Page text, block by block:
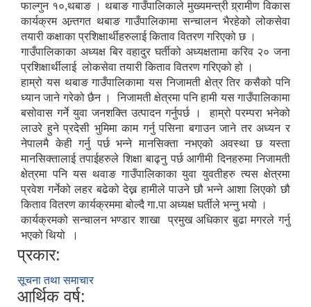
फाल्गुन १०,थबाङ । थबाङ गाउँपालिकाले मुख्यमन्त्री ग्र्रामीण विकास
कार्यक्रम अन्र्तगत थबाङ गाउँपालिकामा सन्चालन भैरहेको लोकसेवा
तयारी कक्षाका प्रशिक्षार्थीहरुलाई किताव वितरण गरिएको छ ।
गाउँपालिकाका अध्यक्ष बिर वहादुर घर्तीको अध्यक्षतामा करिव २० जना
प्रशिक्षार्थीलाई लोकसेवा तयारी किताव वितरण गरिएको हो ।
हाम्रो यस थबाङ गाउँपालिकामा यस निजामती क्षेत्र तिर कसैको पनि
ध्यान जाने गरेको छैन । निजामती क्षेत्रमा पनि हामी यस गाउँपालिकामा
बसोवास गर्ने युवा जनशक्ति उत्पादन गर्नुपर्छ । हाम्रो परम्परा भनेको
लाउरे हुने प्रदेसी भुमिमा काम गर्नु पसिना बगाउन जाने तर अध्यन र
नेपालमै केही गर्नु पर्छ भन्ने मानसिक्ता नभएको अवस्था छ यस्ता
मानसिक्तालाई तपाईहरुले शिक्षा बाढ्नु पर्छ आगीमी दिनहरुमा निजामती
क्षेत्रमा पनि यस थवाङ गाउँपालिकाका युवा युवतीहरु त्यस क्षेत्रमा
प्रवेश गर्नेको लहर बढेको देख्न हामीले पाउने छौ भन्ने आशा लिएको छौ
किताव वितरण कार्यक्रममा बोल्दै गा.पा अध्यक्ष घर्तीले भन्नु भयो ।
कार्यक्रमको सन्चालन भण्डार शाखा प्रमुख अधिकार बुढा मगरले गर्नु
भएको थियो ।
प्रकार:
सूचना तथा समाचार
आर्थिक वर्ष: